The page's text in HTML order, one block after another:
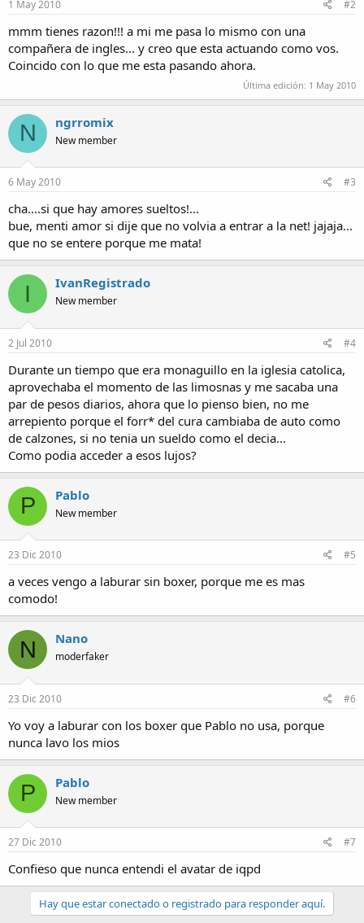
1 May 2010 #2
mmm tienes razon!!! a mi me pasa lo mismo con una
compañera de ingles... y creo que esta actuando como vos.
Coincido con lo que me esta pasando ahora.
Última edición: 1 May 2010
N ngrromix
New member
6 May 2010 #3
cha....si que hay amores sueltos!...
bue, menti amor si dije que no volvia a entrar a la net! jajaja...
que no se entere porque me mata!
I IvanRegistrado
New member
2 Jul 2010 #4
Durante un tiempo que era monaguillo en la iglesia catolica,
aprovechaba el momento de las limosnas y me sacaba una
par de pesos diarios, ahora que lo pienso bien, no me
arrepiento porque el forr* del cura cambiaba de auto como
de calzones, si no tenia un sueldo como el decia...
Como podia acceder a esos lujos?
P Pablo
New member
23 Dic 2010 #5
a veces vengo a laburar sin boxer, porque me es mas
comodo!
N Nano
moderfaker
23 Dic 2010 #6
Yo voy a laburar con los boxer que Pablo no usa, porque
nunca lavo los mios
P Pablo
New member
27 Dic 2010 #7
Confieso que nunca entendi el avatar de iqpd
Hay que estar conectado o registrado para responder aquí.